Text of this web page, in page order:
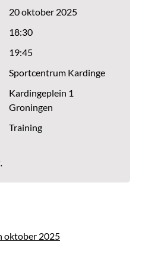
20 oktober 2025
18:30
19:45
Sportcentrum Kardinge
Kardingeplein 1
Groningen
Training
oktober 2025